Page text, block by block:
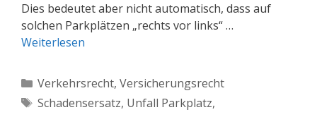
Dies bedeutet aber nicht automatisch, dass auf
solchen Parkplätzen „rechts vor links“ …
Weiterlesen
Kategorien
Verkehrsrecht, Versicherungsrecht
Schlagwörter
Schadensersatz, Unfall Parkplatz,